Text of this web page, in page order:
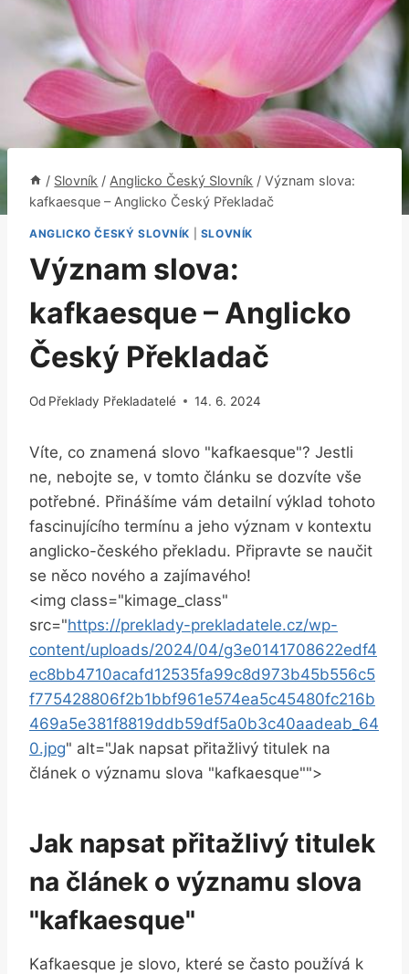
/ Slovník / Anglicko Český Slovník / Význam slova:
kafkaesque – Anglicko Český Překladač
ANGLICKO ČESKÝ SLOVNÍK SLOVNÍK
Význam slova:
kafkaesque – Anglicko
Český Překladač
Od Překlady Překladatelé 14. 6. 2024
Víte, co znamená slovo "kafkaesque"? Jestli
ne, nebojte se, v tomto článku se dozvíte vše
potřebné. Přinášíme vám detailní výklad tohoto
fascinujícího termínu a jeho význam v kontextu
anglicko-českého překladu. Připravte se naučit
se něco nového a zajímavého!
<img class="kimage_class"
src="https://preklady-prekladatele.cz/wp-
content/uploads/2024/04/g3e0141708622edf4
ec8bb4710acafd12535fa99c8d973b45b556c5
f775428806f2b1bbf961e574ea5c45480fc216b
469a5e381f8819ddb59df5a0b3c40aadeab_64
0.jpg" alt="Jak napsat přitažlivý titulek na
článek o významu slova "kafkaesque"">
Jak napsat přitažlivý titulek
na článek o významu slova
"kafkaesque"
Kafkaesque je slovo, které se často používá k